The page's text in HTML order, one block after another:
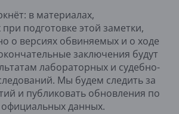
в материалах,
подготовке этой заметки,
о версиях обвиняемых и о ходе
заключения будут
лабораторных и судебно-
Мы будем следить за
и публиковать обновления по
данных.